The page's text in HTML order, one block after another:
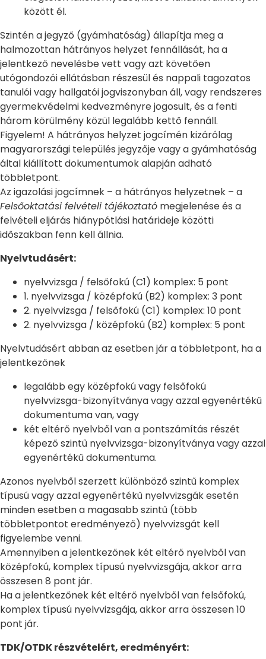
között él.
Szintén a jegyző (gyámhatóság) állapítja meg a
halmozottan hátrányos helyzet fennállását, ha a
jelentkező nevelésbe vett vagy azt követően
utógondozói ellátásban részesül és nappali tagozatos
tanulói vagy hallgatói jogviszonyban áll, vagy rendszeres
gyermekvédelmi kedvezményre jogosult, és a fenti
három körülmény közül legalább kettő fennáll.
Figyelem! A hátrányos helyzet jogcímén kizárólag
magyarországi település jegyzője vagy a gyámhatóság
által kiállított dokumentumok alapján adható
többletpont.
Az igazolási jogcímnek – a hátrányos helyzetnek – a
Felsőoktatási felvételi tájékoztató megjelenése és a
felvételi eljárás hiánypótlási határideje közötti
időszakban fenn kell állnia.
Nyelvtudásért:
nyelvvizsga / felsőfokú (C1) komplex: 5 pont
1. nyelvvizsga / középfokú (B2) komplex: 3 pont
2. nyelvvizsga / felsőfokú (C1) komplex: 10 pont
2. nyelvvizsga / középfokú (B2) komplex: 5 pont
Nyelvtudásért abban az esetben jár a többletpont, ha a
jelentkezőnek
legalább egy középfokú vagy felsőfokú
nyelvvizsga-bizonyítványa vagy azzal egyenértékű
dokumentuma van, vagy
két eltérő nyelvből van a pontszámítás részét
képező szintű nyelvvizsga-bizonyítványa vagy azzal
egyenértékű dokumentuma.
Azonos nyelvből szerzett különböző szintű komplex
típusú vagy azzal egyenértékű nyelvvizsgák esetén
minden esetben a magasabb szintű (több
többletpontot eredményező) nyelvvizsgát kell
figyelembe venni.
Amennyiben a jelentkezőnek két eltérő nyelvből van
középfokú, komplex típusú nyelvvizsgája, akkor arra
összesen 8 pont jár.
Ha a jelentkezőnek két eltérő nyelvből van felsőfokú,
komplex típusú nyelvvizsgája, akkor arra összesen 10
pont jár.
TDK/OTDK részvételért, eredményért: